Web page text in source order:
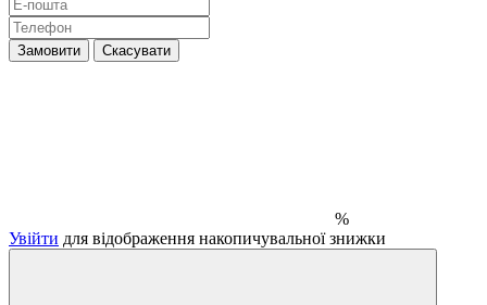
Замовити Скасувати
%
Увійти для відображення накопичувальної знижки